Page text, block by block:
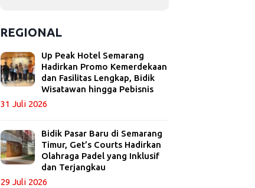
REGIONAL
Up Peak Hotel Semarang
Hadirkan Promo Kemerdekaan
dan Fasilitas Lengkap, Bidik
Wisatawan hingga Pebisnis
31 Juli 2026
Bidik Pasar Baru di Semarang
Timur, Get’s Courts Hadirkan
Olahraga Padel yang Inklusif
dan Terjangkau
29 Juli 2026